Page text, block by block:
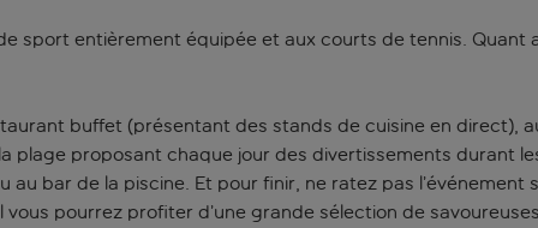
sport entièrement équipée et aux courts de tennis. Quant
buffet (présentant des stands de cuisine en direct),
proposant chaque jour des divertissements durant
bar de la piscine. Et pour finir, ne ratez pas l’événement
pourrez profiter d’une grande sélection de